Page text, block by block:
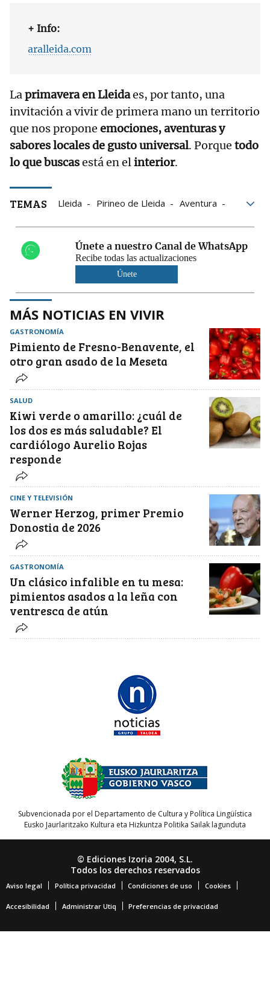
+ Info:
aralleida.com
Laprimavera en Lleidaes, por tanto, una
invitación a vivir de primera mano un territorio
que nos propone emociones, aventuras y
sabores locales de gusto universal. Porque todo
lo que buscasestá en elinterior.
TEMAS Lleida Pirineo de Lleida
Aventura
Únete a nuestro Canal de WhatsApp
Recibe todas las actualizaciones
Únete
MÁS NOTICIAS EN VIVIR
GASTRONOMÍA
Pimiento de Fresno-Benavente, el
otro gran asado de la Meseta
SALUD
Kiwi verde o amarillo: ¿cuál de
los dos es más saludable? El
cardiólogo Aurelio Rojas
responde
CINE Y TELEVISIÓN
Werner Herzog, primer Premio
Donostia de 2026
GASTRONOMÍA
Un clásico infalible en tu mesa:
pimientos asados a la leña con
ventresca de atún
Subvencionada por el Departamento de Cultura y Política Lingüística
Eusko Jaurlaritzako Kultura eta Hizkuntza Politika Sailak lagunduta
© Ediciones Izoria 2004, S.L.
Todos los derechos reservados
Aviso legal Política privacidad Condiciones de uso Cookies
Accesibilidad Administrar Utiq Preferencias de privacidad